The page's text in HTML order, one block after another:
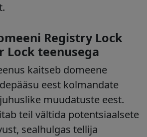
Registry Lock
Lock teenusega
kaitseb domeene
eest kolmandate
muudatuste eest.
teil vältida potentsiaalsete
sealhulgas tellija